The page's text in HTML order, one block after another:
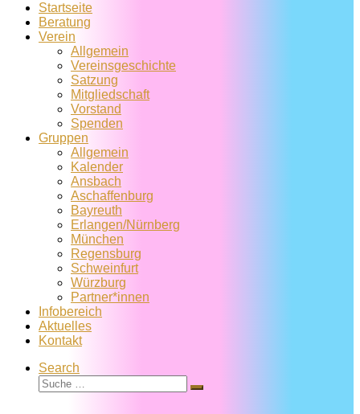
Startseite
Beratung
Verein
Allgemein
Vereins­geschichte
Satzung
Mitglied­schaft
Vorstand
Spenden
Gruppen
Allgemein
Kalender
Ansbach
Aschaffenburg
Bayreuth
Erlangen/Nürnberg
München
Regensburg
Schweinfurt
Würzburg
Partner*innen
Infobereich
Aktuelles
Kontakt
Search
Suche
Suche